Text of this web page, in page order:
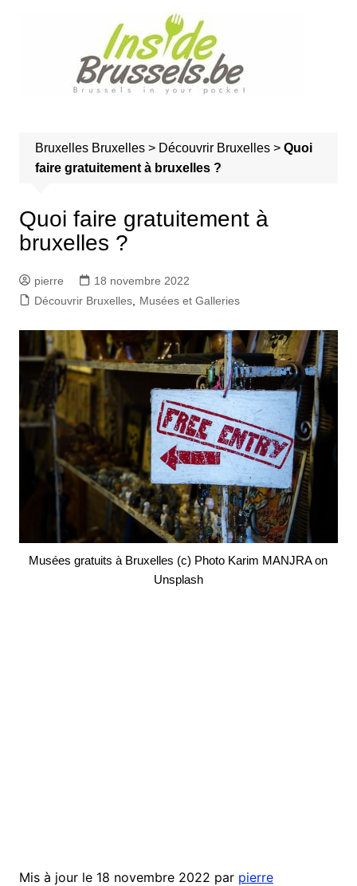
Bruxelles Bruxelles> Découvrir Bruxelles> Quoi
faire gratuitement à bruxelles ?
Quoi faire gratuitement à
bruxelles ?
pierre
18 novembre 2022
Découvrir Bruxelles, Musées et Galleries
Musées gratuits à Bruxelles (c) Photo Karim MANJRA on
Unsplash
Mis à jour le 18 novembre 2022 par pierre